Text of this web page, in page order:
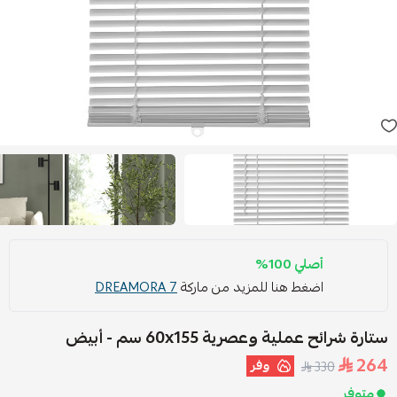
أصلي 100%
اضغط هنا للمزيد من ماركةDREAMORA 7
ستارة شرائح عملية وعصرية ‎60x155 سم‏‏ - أبيض
264
330 وفر